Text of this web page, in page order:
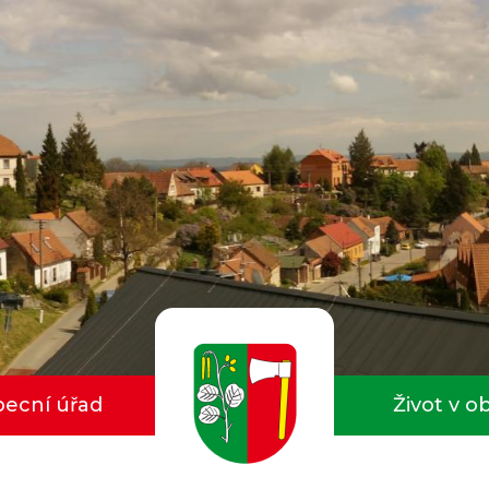
úřad Život v